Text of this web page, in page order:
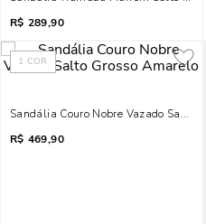
R$ 289,90
1 COR
Sandália Couro Nobre Vazado Salto
R$ 469,90